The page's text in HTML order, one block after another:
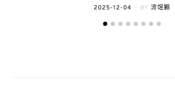
POSTED
2025-12-04 BY 流氓顆